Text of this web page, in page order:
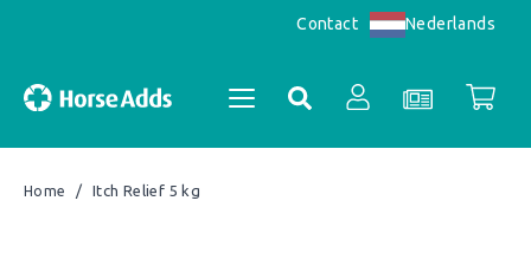
Contact Nederlands
Home / Itch Relief 5 kg